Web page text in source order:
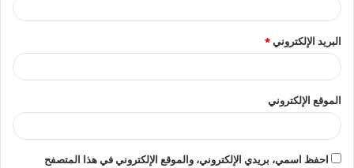
البريد الإلكتروني*
الموقع الإلكتروني
احفظ اسمي، بريدي الإلكتروني، والموقع الإلكتروني في هذا المتصفح